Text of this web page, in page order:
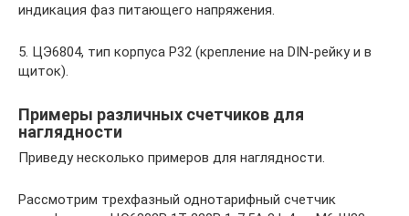
индикация фаз питающего напряжения.
5. ЦЭ6804, тип корпуса Р32 (крепление на DIN-рейку и в
щиток).
Примеры различных счетчиков для
наглядности
Приведу несколько примеров для наглядности.
Рассмотрим трехфазный однотарифный счетчик